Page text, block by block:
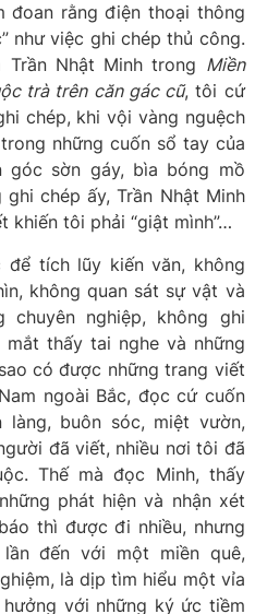
đoan rằng điện thoại thông
như việc ghi chép thủ công.
Nhật Minh trong Miền
trà trên căn gác cũ, tôi cứ
chép, khi vội vàng nguệch
những cuốn sổ tay của
góc sờn gáy, bìa bóng mồ
chép ấy, Trần Nhật Minh
khiến tôi phải “giật mình”…
để tích lũy kiến văn, không
không quan sát sự vật và
chuyên nghiệp, không ghi
thấy tai nghe và những
có được những trang viết
ngoài Bắc, đọc cứ cuốn
làng, buôn sóc, miệt vườn,
đã viết, nhiều nơi tôi đã
Thế mà đọc Minh, thấy
phát hiện và nhận xét
thì được đi nhiều, nhưng
đến với một miền quê,
là dịp tìm hiểu một vỉa
với những ký ức tiềm